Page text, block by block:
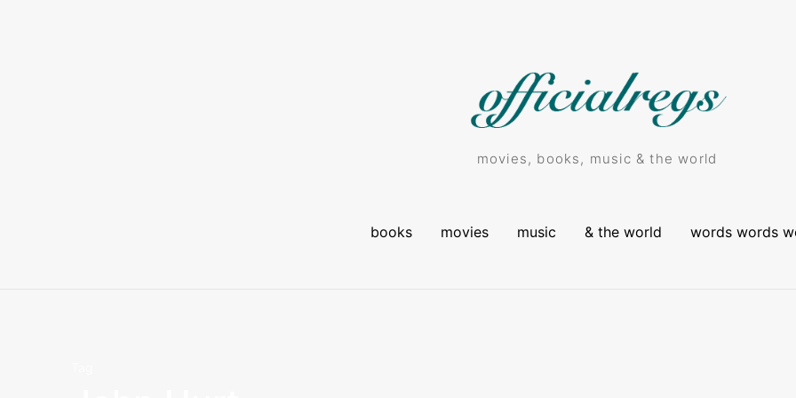
movies, books, music & the world
books movies music & the world words words